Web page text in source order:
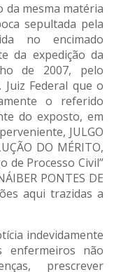
da mesma matéria
sepultada pela
no encimado
da expedição da
de 2007, pelo
Federal que o
o referido
do exposto, em
JULGO
DO MÉRITO,
de Processo Civil”
PONTES DE
aqui trazidas a
indevidamente
enfermeiros não
prescrever